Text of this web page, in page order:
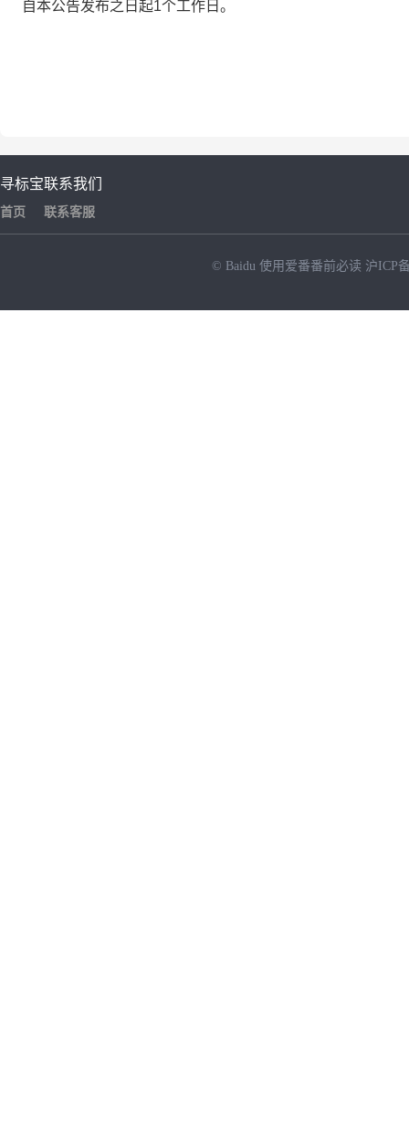
自本公告发布之日起1个工作日。
寻标宝
首页
联系我们
联系客服
© Baidu 使用爱番番前必读 沪ICP